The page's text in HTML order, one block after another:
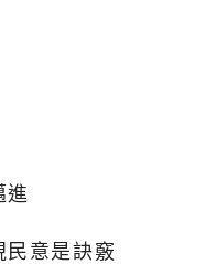
進
意是訣竅